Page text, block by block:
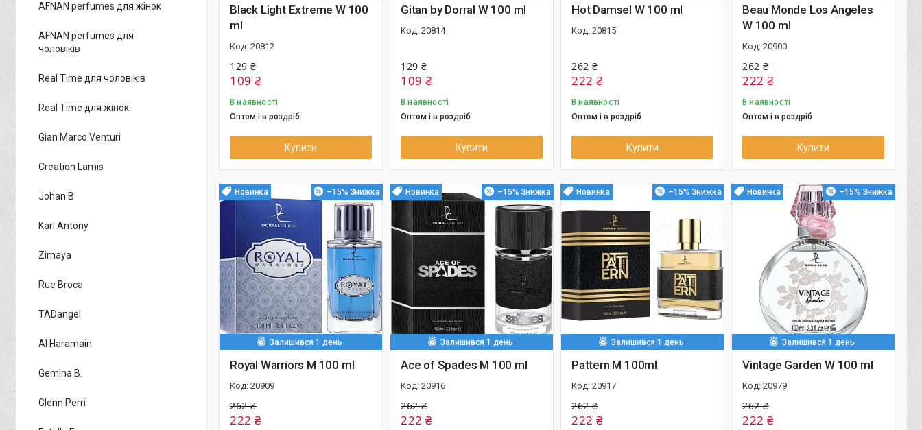
Black Light Extreme W 100
ml
20812
129 ₴
109 ₴
В наявності
Оптом і в роздріб
Купити
Gitan by Dorral W 100 ml
20814
129 ₴
109 ₴
В наявності
Оптом і в роздріб
Купити
Hot Damsel W 100 ml
20815
262 ₴
222 ₴
В наявності
Оптом і в роздріб
Купити
Beau Monde Los Angeles
W 100 ml
20900
262 ₴
222 ₴
В наявності
Оптом і в роздріб
Купити
Новинка –15%
Залишився 1 день
Royal Warriors M 100 ml
20909
262 ₴
222 ₴
Новинка –15%
Залишився 1 день
Ace of Spades M 100 ml
20916
262 ₴
222 ₴
Новинка –15%
Залишився 1 день
Pattern M 100ml
20917
262 ₴
222 ₴
Новинка –15%
Залишився 1 день
Vintage Garden W 100 ml
20979
262 ₴
222 ₴
AFNAN perfumes для жінок
AFNAN perfumes для
чоловіків
Real Time для чоловіків
Real Time для жінок
Gian Marco Venturi
Creation Lamis
Johan B
Karl Antony
Zimaya
Rue Broca
TADangel
Al Haramain
Gemina B.
Glenn Perri